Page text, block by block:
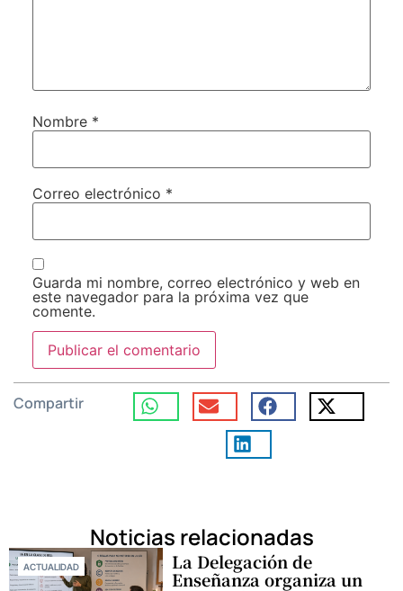
Nombre *
Correo electrónico *
Guarda mi nombre, correo electrónico y web en
este navegador para la próxima vez que
comente.
Compartir
Noticias relacionadas
ACTUALIDAD La Delegación de
Enseñanza organiza un